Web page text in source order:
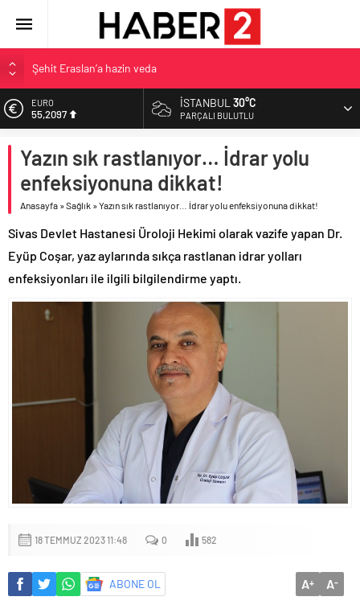
Şehit Eraslan’a hazin veda
Toprak Razgatlıoğlu Çekya’da ikinci oldu
Malatya’da Bakırcılar Çarşısı’na ilk kazma
İzmit Belediyesi’nden Tepeköy’de asfalt mesaisi
EURO
55,2097
6.680,93
BİST
13.795,57
47,7189
İSTANBUL30°C
PARÇALI BULUTLU
Yazın sık rastlanıyor… İdrar yolu
enfeksiyonuna dikkat!
Anasayfa »Sağlık »Yazın sık rastlanıyor… İdrar yolu enfeksiyonuna dikkat!
Sivas Devlet Hastanesi Üroloji Hekimi olarak vazife yapan Dr.
Eyüp Coşar, yaz aylarında sıkça rastlanan idrar yolları
enfeksiyonları ile ilgili bilgilendirme yaptı.
18 TEMMUZ 2023 11:48 0 582
ABONE OL A+ A-